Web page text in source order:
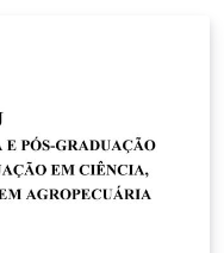
acadêmicos abnTeX2
que atende
Brasileira de
de documentos